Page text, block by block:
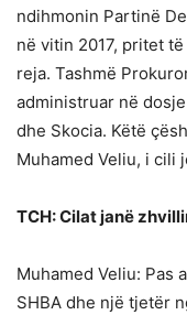
ndihmonin Partinë
në vitin 2017, pritet
reja. Tashmë
administruar në
dhe Skocia. Këtë
Muhamed Veliu, i cili
TCH: Cilat janë
Muhamed Veliu: Pas
SHBA dhe një tjetër